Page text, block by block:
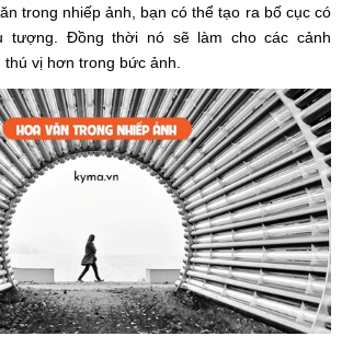
trong nhiếp ảnh, bạn có thể tạo ra bố cục có
tượng. Đồng thời nó sẽ làm cho các cảnh
vị hơn trong bức ảnh.